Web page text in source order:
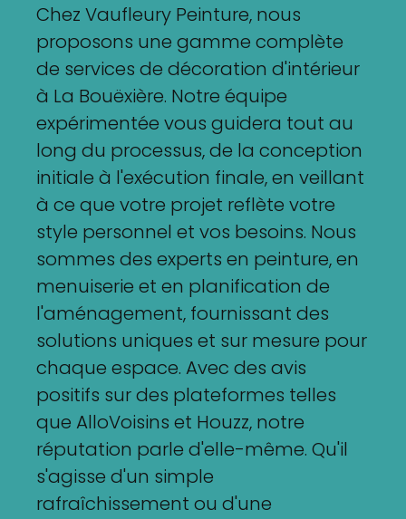
Chez Vaufleury Peinture, nous
proposons une gamme complète
de services de décoration d'intérieur
à La Bouëxière. Notre équipe
expérimentée vous guidera tout au
long du processus, de la conception
initiale à l'exécution finale, en veillant
à ce que votre projet reflète votre
style personnel et vos besoins. Nous
sommes des experts en peinture, en
menuiserie et en planification de
l'aménagement, fournissant des
solutions uniques et sur mesure pour
chaque espace. Avec des avis
positifs sur des plateformes telles
que AlloVoisins et Houzz, notre
réputation parle d'elle-même. Qu'il
s'agisse d'un simple
rafraîchissement ou d'une